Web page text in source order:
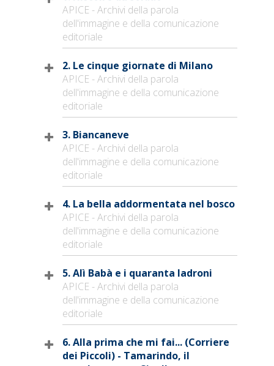
APICE - Archivi della parola
dell'immagine e della comunicazione
editoriale
2. Le cinque giornate di Milano
APICE - Archivi della parola
dell'immagine e della comunicazione
editoriale
3. Biancaneve
APICE - Archivi della parola
dell'immagine e della comunicazione
editoriale
4. La bella addormentata nel bosco
APICE - Archivi della parola
dell'immagine e della comunicazione
editoriale
5. Alì Babà e i quaranta ladroni
APICE - Archivi della parola
dell'immagine e della comunicazione
editoriale
6. Alla prima che mi fai... (Corriere
dei Piccoli) - Tamarindo, il